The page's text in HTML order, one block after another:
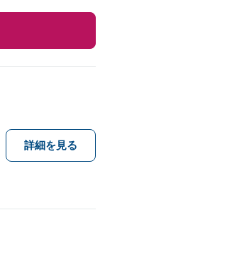
詳細を見る